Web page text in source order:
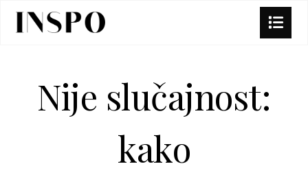
Nije slučajnost:
kako